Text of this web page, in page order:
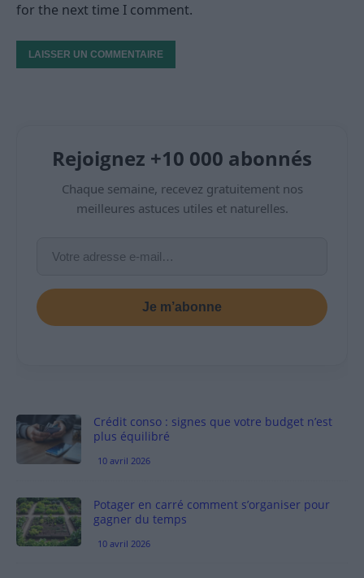
for the next time I comment.
Rejoignez +10 000 abonnés
Chaque semaine, recevez gratuitement nos
meilleures astuces utiles et naturelles.
Je m’abonne
Crédit conso : signes que votre budget n’est
plus équilibré
10 avril 2026
Potager en carré comment s’organiser pour
gagner du temps
10 avril 2026